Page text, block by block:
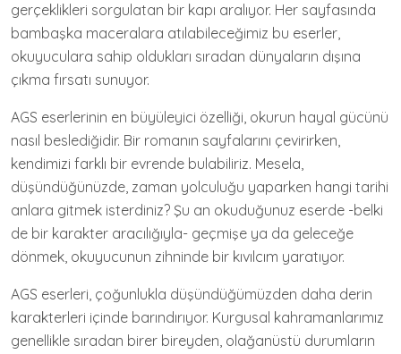
gerçeklikleri sorgulatan bir kapı aralıyor. Her sayfasında
bambaşka maceralara atılabileceğimiz bu eserler,
okuyuculara sahip oldukları sıradan dünyaların dışına
çıkma fırsatı sunuyor.
AGS eserlerinin en büyüleyici özelliği, okurun hayal gücünü
nasıl beslediğidir. Bir romanın sayfalarını çevirirken,
kendimizi farklı bir evrende bulabiliriz. Mesela,
düşündüğünüzde, zaman yolculuğu yaparken hangi tarihi
anlara gitmek isterdiniz? Şu an okuduğunuz eserde -belki
de bir karakter aracılığıyla- geçmişe ya da geleceğe
dönmek, okuyucunun zihninde bir kıvılcım yaratıyor.
AGS eserleri, çoğunlukla düşündüğümüzden daha derin
karakterleri içinde barındırıyor. Kurgusal kahramanlarımız
genellikle sıradan birer bireyden, olağanüstü durumların